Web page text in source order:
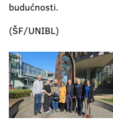
budućnosti.
(ŠF/UNIBL)